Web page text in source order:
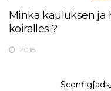
Minkä kauluksen ja
koirallesi?
2018